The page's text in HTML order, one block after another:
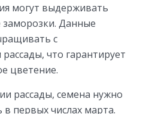
могут выдерживать
заморозки. Данные
с
что гарантирует
цветение.
рассады, семена нужно
в первых числах марта.